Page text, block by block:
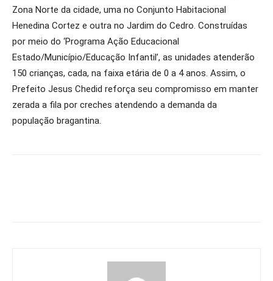
Zona Norte da cidade, uma no Conjunto Habitacional
Henedina Cortez e outra no Jardim do Cedro. Construídas
por meio do ‘Programa Ação Educacional
Estado/Município/Educação Infantil’, as unidades atenderão
150 crianças, cada, na faixa etária de 0 a 4 anos. Assim, o
Prefeito Jesus Chedid reforça seu compromisso em manter
zerada a fila por creches atendendo a demanda da
população bragantina.